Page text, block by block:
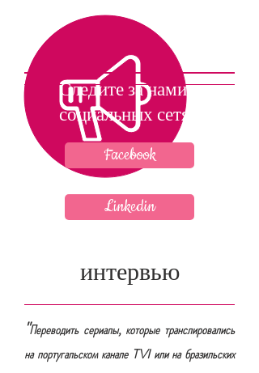
Следите за нами в
социальных сетях
Facebook
Linkedin
интервью
"Переводить сериалы, которые транслировались
на португальском канале TVI или на бразильских